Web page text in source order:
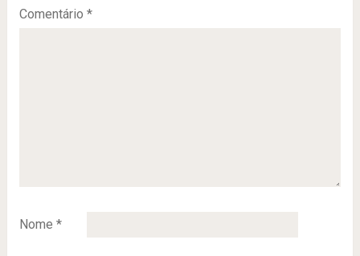
Comentário *
Nome *